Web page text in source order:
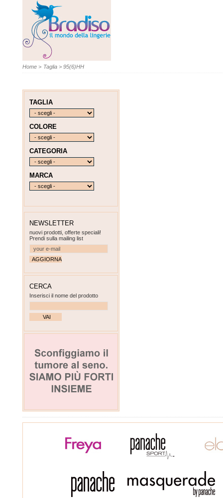
Home > Taglia > 95(6)HH
TAGLIA
COLORE
CATEGORIA
MARCA
NEWSLETTER
nuovi prodotti, offerte speciali!
Prendi sulla mailing list
CERCA
Inserisci il nome del prodotto